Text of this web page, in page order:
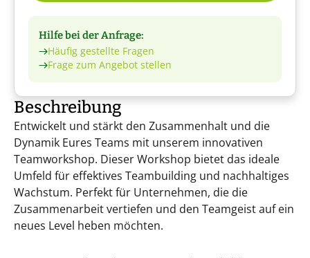
Hilfe bei der Anfrage:
Häufig gestellte Fragen
Frage zum Angebot stellen
Beschreibung
Entwickelt und stärkt den Zusammenhalt und die
Dynamik Eures Teams mit unserem innovativen
Teamworkshop. Dieser Workshop bietet das ideale
Umfeld für effektives Teambuilding und nachhaltiges
Wachstum. Perfekt für Unternehmen, die die
Zusammenarbeit vertiefen und den Teamgeist auf ein
neues Level heben möchten.